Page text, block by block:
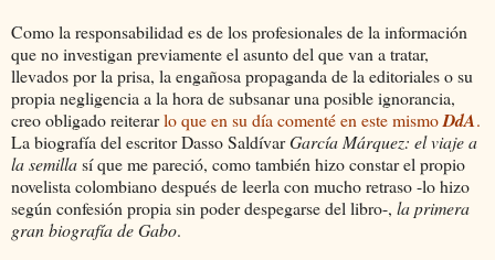
Como la responsabilidad es de los profesionales de la información
que no investigan previamente el asunto del que van a tratar,
llevados por la prisa, la engañosa propaganda de la editoriales o su
propia negligencia a la hora de subsanar una posible ignorancia,
creo obligado reiterarlo que en su día comenté en este mismoDdA.
La biografía del escritor Dasso SaldívarGarcía Márquez: el viaje a
la semillasí que me pareció, como también hizo constar el propio
novelista colombiano después de leerla con mucho retraso -lo hizo
según confesión propia sin poder despegarse del libro-, la primera
gran biografía de Gabo.